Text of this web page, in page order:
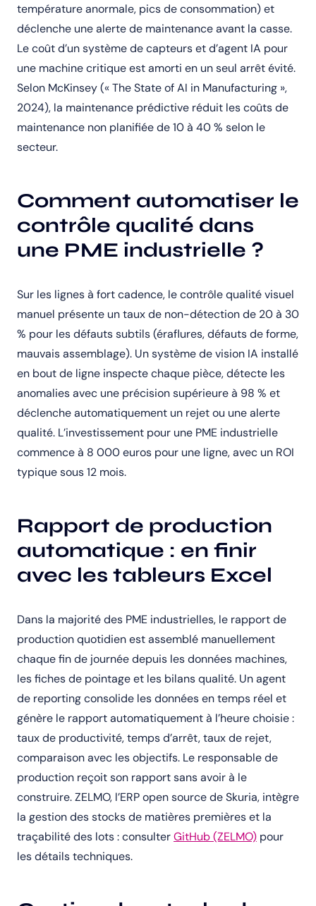
température anormale, pics de consommation) et
déclenche une alerte de maintenance avant la casse.
Le coût d’un système de capteurs et d’agent IA pour
une machine critique est amorti en un seul arrêt évité.
Selon McKinsey (« The State of AI in Manufacturing »,
2024), la maintenance prédictive réduit les coûts de
maintenance non planifiée de 10 à 40 % selon le
secteur.
Comment automatiser le
contrôle qualité dans
une PME industrielle ?
Sur les lignes à fort cadence, le contrôle qualité visuel
manuel présente un taux de non-détection de 20 à 30
% pour les défauts subtils (éraflures, défauts de forme,
mauvais assemblage). Un système de vision IA installé
en bout de ligne inspecte chaque pièce, détecte les
anomalies avec une précision supérieure à 98 % et
déclenche automatiquement un rejet ou une alerte
qualité. L’investissement pour une PME industrielle
commence à 8 000 euros pour une ligne, avec un ROI
typique sous 12 mois.
Rapport de production
automatique : en finir
avec les tableurs Excel
Dans la majorité des PME industrielles, le rapport de
production quotidien est assemblé manuellement
chaque fin de journée depuis les données machines,
les fiches de pointage et les bilans qualité. Un agent
de reporting consolide les données en temps réel et
génère le rapport automatiquement à l’heure choisie :
taux de productivité, temps d’arrêt, taux de rejet,
comparaison avec les objectifs. Le responsable de
production reçoit son rapport sans avoir à le
construire. ZELMO, l’ERP open source de Skuria, intègre
la gestion des stocks de matières premières et la
traçabilité des lots : consulterGitHub (ZELMO) pour
les détails techniques.